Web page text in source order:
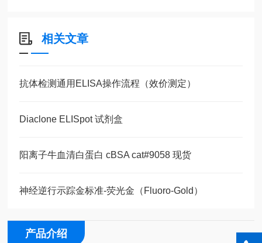
相关文章
抗体检测通用ELISA操作流程（效价测定）
Diaclone ELISpot 试剂盒
阳离子牛血清白蛋白 cBSA cat#9058 现货
神经逆行示踪金标准-荧光金（Fluoro-Gold）
产品介绍